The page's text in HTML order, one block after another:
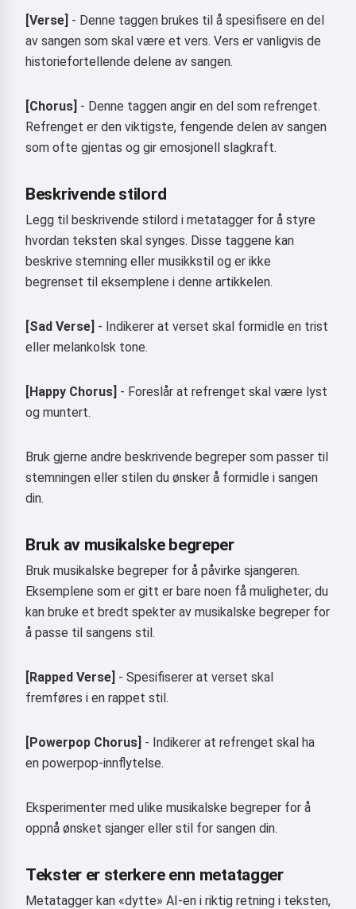
[Verse] - Denne taggen brukes til å spesifisere en del
av sangen som skal være et vers. Vers er vanligvis de
historiefortellende delene av sangen.
[Chorus] - Denne taggen angir en del som refrenget.
Refrenget er den viktigste, fengende delen av sangen
som ofte gjentas og gir emosjonell slagkraft.
Beskrivende stilord
Legg til beskrivende stilord i metatagger for å styre
hvordan teksten skal synges. Disse taggene kan
beskrive stemning eller musikkstil og er ikke
begrenset til eksemplene i denne artikkelen.
[Sad Verse] - Indikerer at verset skal formidle en trist
eller melankolsk tone.
[Happy Chorus] - Foreslår at refrenget skal være lyst
og muntert.
Bruk gjerne andre beskrivende begreper som passer til
stemningen eller stilen du ønsker å formidle i sangen
din.
Bruk av musikalske begreper
Bruk musikalske begreper for å påvirke sjangeren.
Eksemplene som er gitt er bare noen få muligheter; du
kan bruke et bredt spekter av musikalske begreper for
å passe til sangens stil.
[Rapped Verse] - Spesifiserer at verset skal
fremføres i en rappet stil.
[Powerpop Chorus] - Indikerer at refrenget skal ha
en powerpop-innflytelse.
Eksperimenter med ulike musikalske begreper for å
oppnå ønsket sjanger eller stil for sangen din.
Tekster er sterkere enn metatagger
Metatagger kan «dytte» AI-en i riktig retning i teksten,
Hei 👋
Jeg kan lage sanger, skrive dikt og
Prøv det
Jeg godtar:
Personvernerklæring